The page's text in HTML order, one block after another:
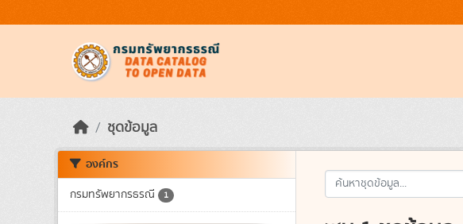
ชุดข้อมูล
องค์กร
กรมทรัพยากรธรณี 1